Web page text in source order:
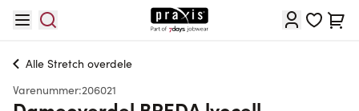
Cart
Alle Stretch overdele
Varenummer:206021